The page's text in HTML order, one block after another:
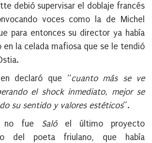
debió supervisar el doblaje francés
voces como la de Michel
para entonces su director ya había
en la celada mafiosa que se le tendió
declaró que “cuanto más se ve
el shock inmediato, mejor se
su sentido y valores estéticos”.
no fue Saló
el último proyecto
del poeta friulano, que había